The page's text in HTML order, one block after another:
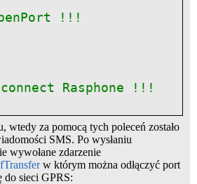
!!!
Rasphone !!!
wtedy za pomocą tych poleceń zostało
SMS. Po wysłaniu
wywołane zdarzenie
w którym można odłączyć port
do sieci GPRS: